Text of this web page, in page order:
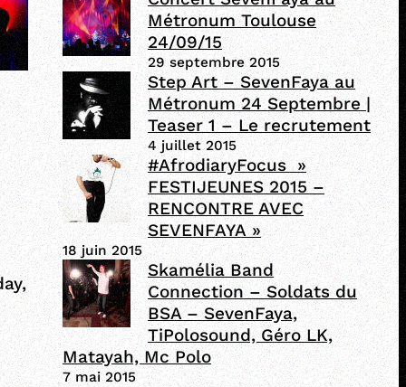
Métronum Toulouse
24/09/15
29 septembre 2015
Step Art – SevenFaya au
Métronum 24 Septembre |
Teaser 1 – Le recrutement
4 juillet 2015
#AfrodiaryFocus »
FESTIJEUNES 2015 –
RENCONTRE AVEC
SEVENFAYA »
18 juin 2015
Skamélia Band
Connection – Soldats du
BSA – SevenFaya,
TiPolosound, Géro LK,
Matayah, Mc Polo
7 mai 2015